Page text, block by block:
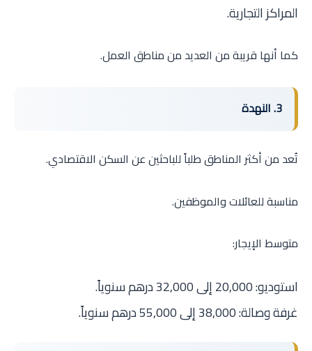
المراكز التجارية.
كما أنها قريبة من العديد من مناطق العمل.
3. النهدة
تُعد من أكثر المناطق طلباً للباحثين عن السكن الاقتصادي.
مناسبة للعائلات والموظفين.
متوسط الإيجار:
استوديو: 20,000 إلى 32,000 درهم سنوياً.
غرفة وصالة: 38,000 إلى 55,000 درهم سنوياً.